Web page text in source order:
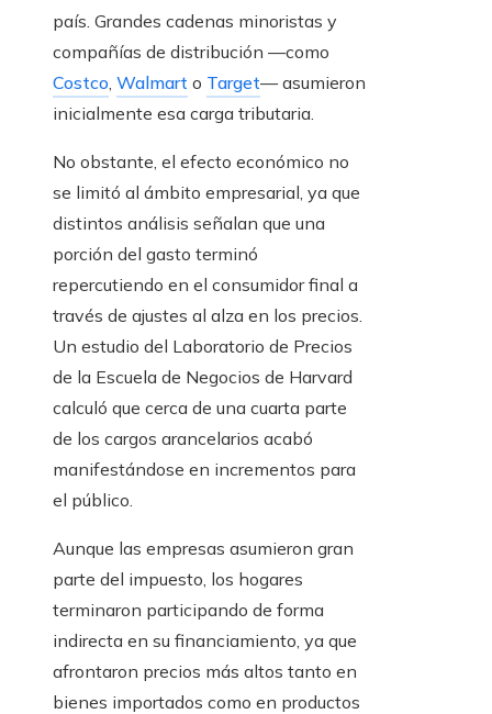
país. Grandes cadenas minoristas y
compañías de distribución —como
Costco Walmart o Target— asumieron
inicialmente esa carga tributaria.
No obstante, el efecto económico no
se limitó al ámbito empresarial, ya que
distintos análisis señalan que una
porción del gasto terminó
repercutiendo en el consumidor final a
través de ajustes al alza en los precios.
Un estudio del Laboratorio de Precios
de la Escuela de Negocios de Harvard
calculó que cerca de una cuarta parte
de los cargos arancelarios acabó
manifestándose en incrementos para
el público.
Aunque las empresas asumieron gran
parte del impuesto, los hogares
terminaron participando de forma
indirecta en su financiamiento, ya que
afrontaron precios más altos tanto en
bienes importados como en productos